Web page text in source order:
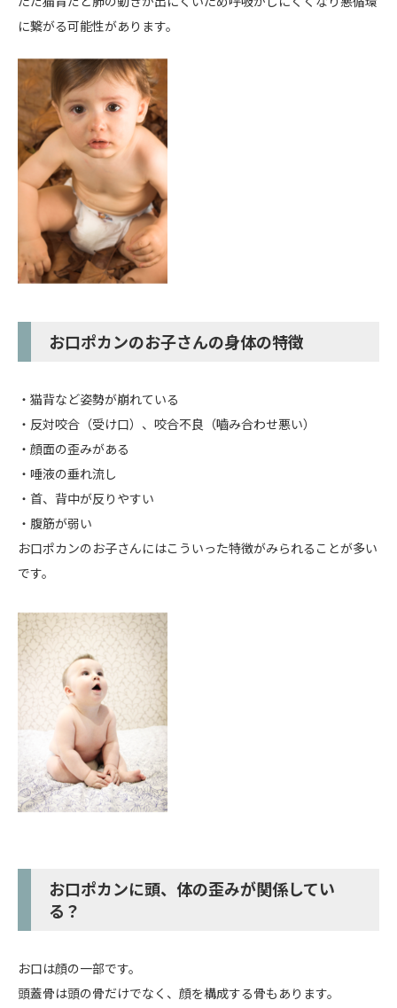
に繋がる可能性があります。
お口ポカンのお子さんの身体の特徴
・猫背など姿勢が崩れている
・反対咬合（受け口）、咬合不良（嚙み合わせ悪い）
・顔面の歪みがある
・唾液の垂れ流し
・首、背中が反りやすい
・腹筋が弱い
お口ポカンのお子さんにはこういった特徴がみられることが多い
です。
お口ポカンに頭、体の歪みが関係してい
る？
お口は顔の一部です。
頭蓋骨は頭の骨だけでなく、顔を構成する骨もあります。